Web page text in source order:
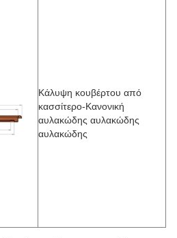
Κάλυψη κουβέρτου από
κασσίτερο-Κανονική
αυλακώδης αυλακώδης
αυλακώδης